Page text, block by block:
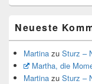
Neueste
Martina zu Sturz –
Martha, die
Martina zu Sturz –